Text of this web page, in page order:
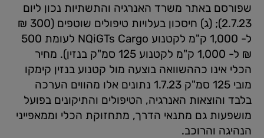
שפורסם באתר משרד האנרגיה והתשתיות נכון ליום
2.7.23); (ג) חיסכון בעלויות טיפולים שוטפים (300 ₪
ל- 1,000 ק"מ לקטנוע NQiGTs Cargo לעומת 500
₪ ל- 1,000 ק"מ לקטנוע 125 סמ"ק בנזין). מחיר
הכלי אינו כההשוואה בוצעה מול קטנוע בנזין קימקו
מובי 125 סמ"ק 1.7.23 נתונים אלו מהווים הערכה
בלבד והוצאות האנרגיה, הטיפולים והתיקונים בפועל
מושפעות גם מתנאי הדרך, מתחזוקת הכלי וממאפייני
הנהיגה והרוכב.